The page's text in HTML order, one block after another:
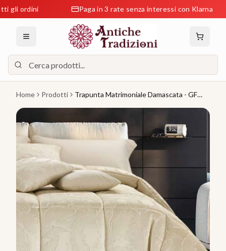
Paga in 3 rate senza interessi con Klarna
Home Prodotti
Trapunta Matrimoniale Damascata - GF